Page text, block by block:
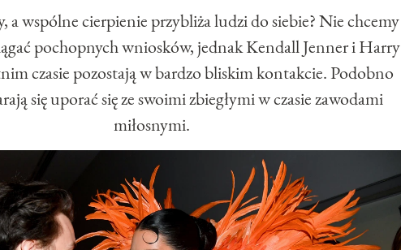
a wspólne cierpienie przybliża ludzi do siebie? Nie chcemy
pochopnych wniosków, jednak Kendall Jenner i Harry
czasie pozostają w bardzo bliskim kontakcie. Podobno
się uporać się ze swoimi zbiegłymi w czasie zawodami
miłosnymi.